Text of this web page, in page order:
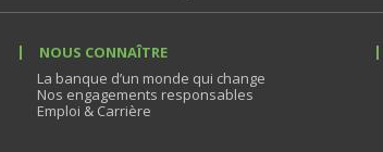
NOUS CONNAÎTRE
La banque d’un monde qui change
Nos engagements responsables
Emploi & Carrière